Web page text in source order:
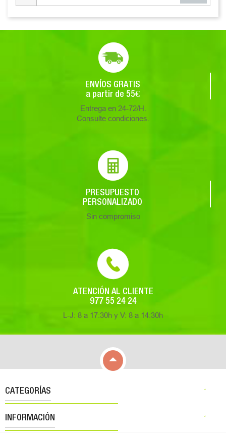
ENVÍOS GRATIS
a partir de 55€
Entrega en 24-72/H.
Consulte condiciones.
PRESUPUESTO
PERSONALIZADO
Sin compromiso
ATENCIÓN AL CLIENTE
977 55 24 24
L-J: 8 a 17:30h y V: 8 a 14:30h

CATEGORÍAS 
INFORMACIÓN 